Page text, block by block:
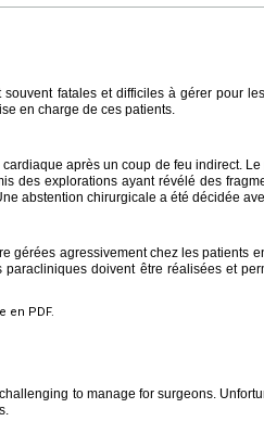
fatales et difficiles à gérer pour
en charge de ces patients.
après un coup de feu indirect.
des explorations ayant révélé des
abstention chirurgicale a été décidée
gérées agressivement chez les patients
doivent être réalisées et
en PDF.
to manage for surgeons.